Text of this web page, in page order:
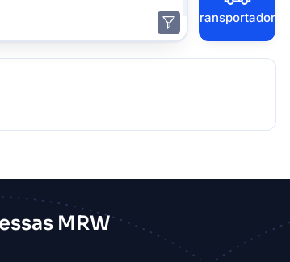
Transportadora
MRW